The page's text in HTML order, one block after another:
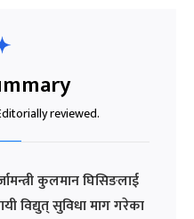
reviewed.
कुलमान घिसिङलाई
विद्युत् सुविधा माग गरेका